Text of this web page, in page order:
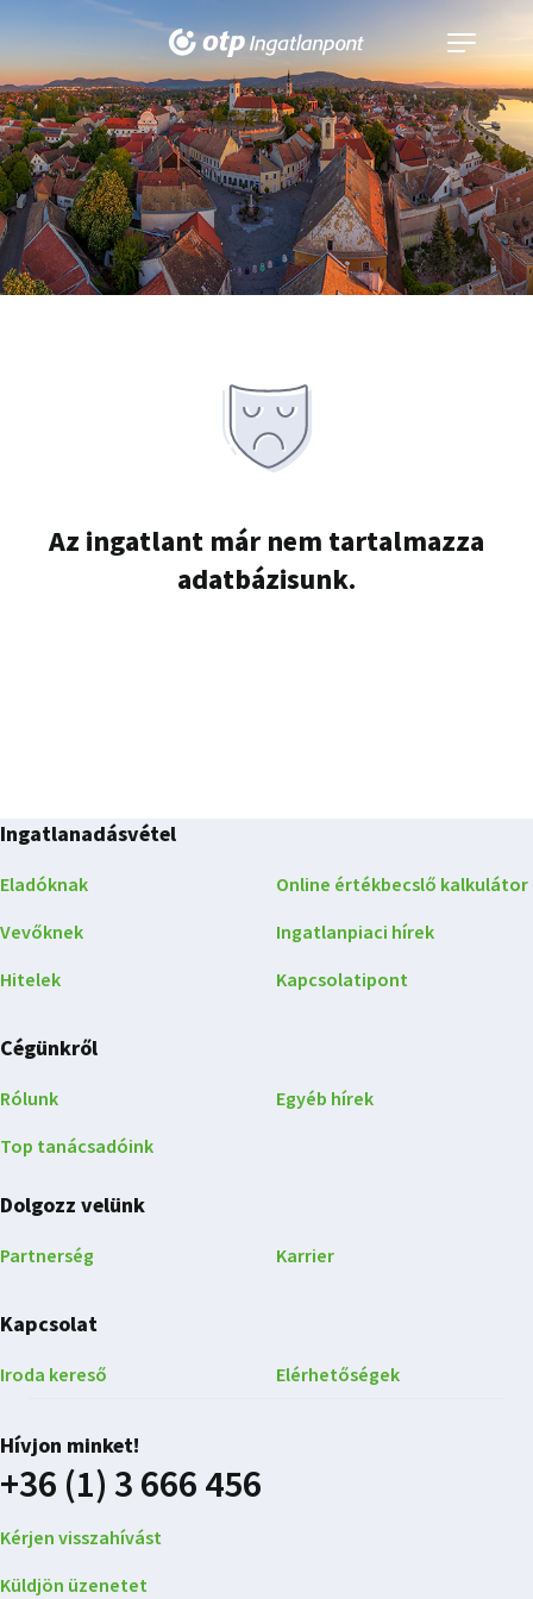
Navigáció
kinyitása
Az ingatlant már nem tartalmazza
adatbázisunk.
Ingatlanadásvétel
Eladóknak
Vevőknek
Hitelek
Online értékbecslő kalkulátor
Ingatlanpiaci hírek
Kapcsolatipont
Cégünkről
Rólunk
Top tanácsadóink
Egyéb hírek
Dolgozz velünk
Partnerség Karrier
Kapcsolat
Iroda kereső Elérhetőségek
Hívjon minket!
+36 (1) 3 666 456
Kérjen visszahívást
Küldjön üzenetet